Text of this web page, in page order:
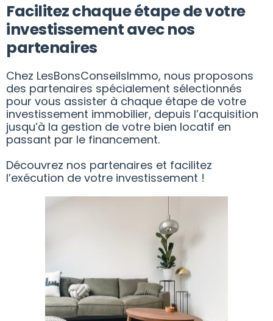
Facilitez chaque étape de votre
investissement avec nos
partenaires
Chez LesBonsConseilsImmo, nous proposons
des partenaires spécialement sélectionnés
pour vous assister à chaque étape de votre
investissement immobilier, depuis l’acquisition
jusqu’à la gestion de votre bien locatif en
passant par le financement.
Découvrez nos partenaires et facilitez
l’exécution de votre investissement !